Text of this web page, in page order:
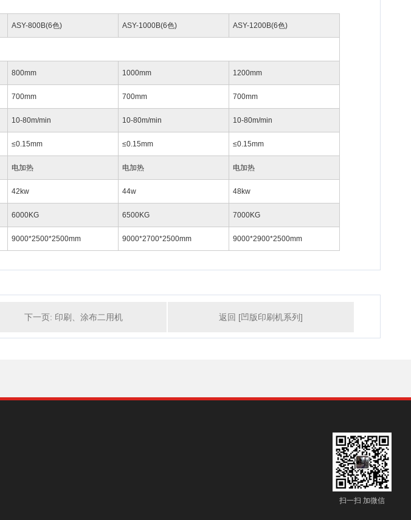
ASY-800B(6色) ASY-1000B(6色) ASY-1200B(6色)
800mm 1000mm 1200mm
700mm 700mm 700mm
10-80m/min 10-80m/min 10-80m/min
≤0.15mm ≤0.15mm ≤0.15mm
电加热 电加热 电加热
42kw 44w 48kw
6000KG 6500KG 7000KG
9000*2500*2500mm 9000*2700*2500mm 9000*2900*2500mm
下一页: 印刷、涂布二用机 返回 [凹版印刷机系列]
扫一扫 加微信